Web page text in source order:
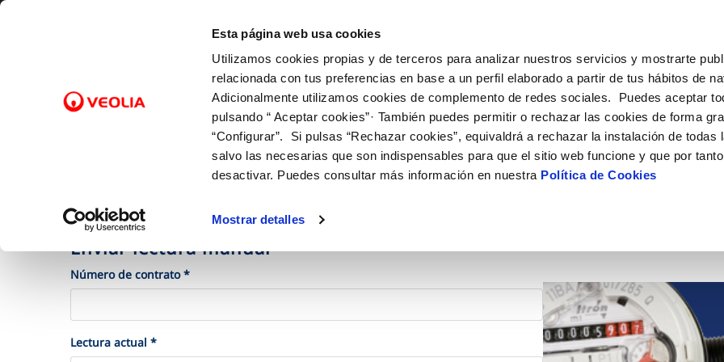
Esta página web usa cookies
Utilizamos cookies propias y de terceros para analizar nuestros servicios y mostrarte
relacionada con tus preferencias en base a un perfil elaborado a partir de tus hábitos de
Adicionalmente utilizamos cookies de complemento de redes sociales. Puedes aceptar
pulsando “ Aceptar cookies”· También puedes permitir o rechazar las cookies de forma
“Configurar”. Si pulsas “Rechazar cookies”, equivaldrá a rechazar la instalación de todas
salvo las necesarias que son indispensables para que el sitio web funcione y que por
desactivar. Puedes consultar más información en nuestra Política de Cookies
Mostrar detalles
Gestiones Online
FACTURAS, PAGOS Y CONSUMOS
Lectura de contador
Pago de facturas
Duplicado facturas
CONTRATOS
Cambio de titular
Alta de suministro
MODIFICACIÓN DE
Actualizar datos
Actualizar datos de
VER TODAS LAS GESTIONES
Tu Servicio
Bonificaciones y mínimos vitales
Entiende tu factura
ATENCIÓN AL CLIENTE
Cita previa
Comprobación de fuga interior
COMPROMISO DE SERVICIO
Customer Counsel (Defensa del
Tu Agua
NUESTRO PAPEL EN EL CICLO URBANO
Alcantarillado
CALIDAD
CUIDADOS DEL AGUA
Conócenos
NUESTROS COMPROMISOS
Con el medio ambiente
Facturas, pagos y consumos
Enviar lectura manual
Número de contrato *
Lectura actual *